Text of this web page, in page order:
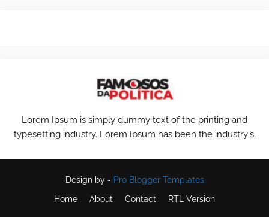
Lorem Ipsum is simply dummy text of the printing and
typesetting industry. Lorem Ipsum has been the industry's.
Design by - Pro Blogger Templates
Home
About Contact RTL Version